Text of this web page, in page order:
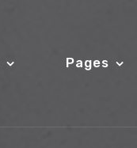
Pages